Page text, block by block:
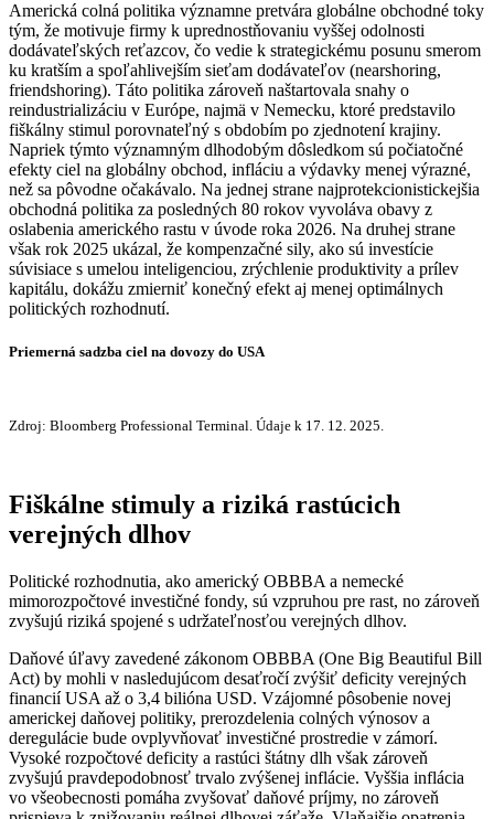
Americká colná politika významne pretvára globálne obchodné toky
tým, že motivuje firmy k uprednostňovaniu vyššej odolnosti
dodávateľských reťazcov, čo vedie k strategickému posunu smerom
ku kratším a spoľahlivejším sieťam dodávateľov (nearshoring,
friendshoring). Táto politika zároveň naštartovala snahy o
reindustrializáciu v Európe, najmä v Nemecku, ktoré predstavilo
fiškálny stimul porovnateľný s obdobím po zjednotení krajiny.
Napriek týmto významným dlhodobým dôsledkom sú počiatočné
efekty ciel na globálny obchod, infláciu a výdavky menej výrazné,
než sa pôvodne očakávalo. Na jednej strane najprotekcionistickejšia
obchodná politika za posledných 80 rokov vyvoláva obavy z
oslabenia amerického rastu v úvode roka 2026. Na druhej strane
však rok 2025 ukázal, že kompenzačné sily, ako sú investície
súvisiace s umelou inteligenciou, zrýchlenie produktivity a prílev
kapitálu, dokážu zmierniť konečný efekt aj menej optimálnych
politických rozhodnutí.
Priemerná sadzba ciel na dovozy do USA
Zdroj: Bloomberg Professional Terminal. Údaje k 17. 12. 2025.
Fiškálne stimuly a riziká rastúcich
verejných dlhov
Politické rozhodnutia, ako americký OBBBA a nemecké
mimorozpočtové investičné fondy, sú vzpruhou pre rast, no zároveň
zvyšujú riziká spojené s udržateľnosťou verejných dlhov.
Daňové úľavy zavedené zákonom OBBBA (One Big Beautiful Bill
Act) by mohli v nasledujúcom desaťročí zvýšiť deficity verejných
financií USA až o 3,4 bilióna USD. Vzájomné pôsobenie novej
americkej daňovej politiky, prerozdelenia colných výnosov a
deregulácie bude ovplyvňovať investičné prostredie v zámorí.
Vysoké rozpočtové deficity a rastúci štátny dlh však zároveň
zvyšujú pravdepodobnosť trvalo zvýšenej inflácie. Vyššia inflácia
vo všeobecnosti pomáha zvyšovať daňové príjmy, no zároveň